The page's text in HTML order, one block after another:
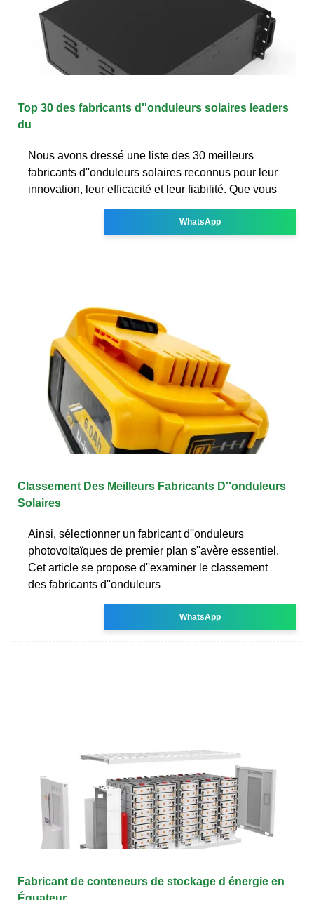
Top 30 des fabricants d''onduleurs solaires leaders
du
Nous avons dressé une liste des 30 meilleurs
fabricants d''onduleurs solaires reconnus pour leur
innovation, leur efficacité et leur fiabilité. Que vous
WhatsApp
Classement Des Meilleurs Fabricants D''onduleurs
Solaires
Ainsi, sélectionner un fabricant d''onduleurs
photovoltaïques de premier plan s''avère essentiel.
Cet article se propose d''examiner le classement
des fabricants d''onduleurs
WhatsApp
Fabricant de conteneurs de stockage d énergie en